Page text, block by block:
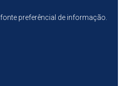
preferêncial de informação.